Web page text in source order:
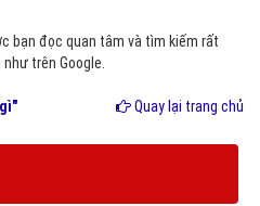
bạn đọc quan tâm và tìm kiếm rất
trên Google.
Quay lại trang chủ